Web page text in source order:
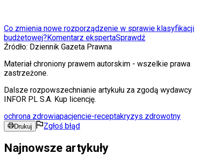
Co zmienia nowe rozporządzenie w sprawie klasyfikacji
budżetowej?Komentarz ekspertaSprawdź
Źródło: Dziennik Gazeta Prawna
Materiał chroniony prawem autorskim - wszelkie prawa
zastrzeżone.
Dalsze rozpowszechnianie artykułu za zgodą wydawcy
INFOR PL S.A. Kup licencję.
ochrona zdrowiapacjencie-receptakryzys zdrowotny
Drukuj Zgłoś błąd
Najnowsze artykuły